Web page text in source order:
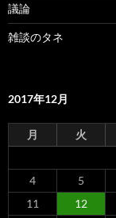
議論
雑談のタネ
2017年12月
月 火
4
5
11
12